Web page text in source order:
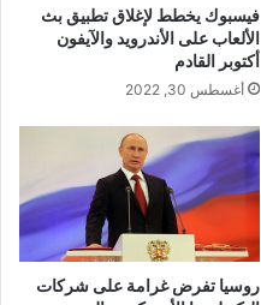
فيسبوك يخطط لإغلاق تطبيق بث
الألعاب على الأندرويد والآيفون
أكتوبر القادم
أغسطس 30, 2022
روسيا تفرض غرامة على شركات